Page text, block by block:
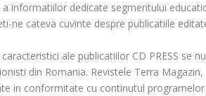
informatiilor dedicate segmentului
ne cateva cuvinte despre publicatiile
ale publicatiilor CD PRESS se
din Romania. Revistele Terra
in conformitate cu continutul